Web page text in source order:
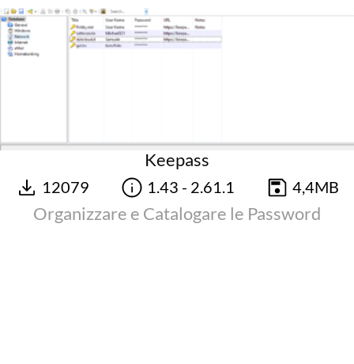
Keepass
12079 1.43 - 2.61.1 4,4MB
Organizzare e Catalogare le Password